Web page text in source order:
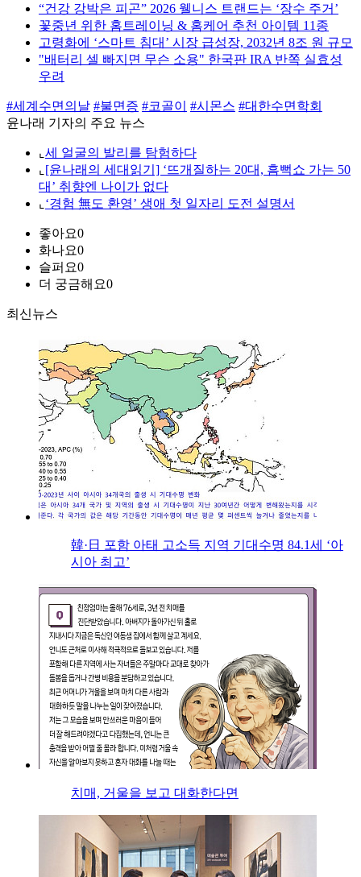
“건강 강박은 피곤” 2026 웰니스 트랜드는 ‘장수 주거’
꽃중년 위한 홈트레이닝 & 홈케어 추천 아이템 11종
고령화에 ‘스마트 침대’ 시장 급성장, 2032년 8조 원 규모
"배터리 셀 빠지면 무슨 소용" 한국판 IRA 반쪽 실효성
우려
#세계수면의날 #불면증 #코골이 #시몬스 #대한수면학회
윤나래 기자의 주요 뉴스
⌞ 세 얼굴의 발리를 탐험하다
⌞ [윤나래의 세대읽기] ‘뜨개질하는 20대, 흠뻑쇼 가는 50
대’ 취향엔 나이가 없다
⌞ ‘경험 無도 환영’ 생애 첫 일자리 도전 설명서
좋아요0
화나요0
슬퍼요0
더 궁금해요0
최신뉴스
韓·日 포함 아태 고소득 지역 기대수명 84.1세 ‘아
시아 최고’
치매, 거울을 보고 대화한다면